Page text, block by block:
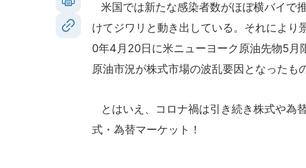
米国では新たな感染者数がほぼ横バイで
けてジワリと動き出している。それによ
0年4月20日に米ニューヨーク原油先物5月
原油市況が株式市場の波乱要因となったも
とはいえ、コロナ禍は引き続き株式や為
式・為替マーケット！